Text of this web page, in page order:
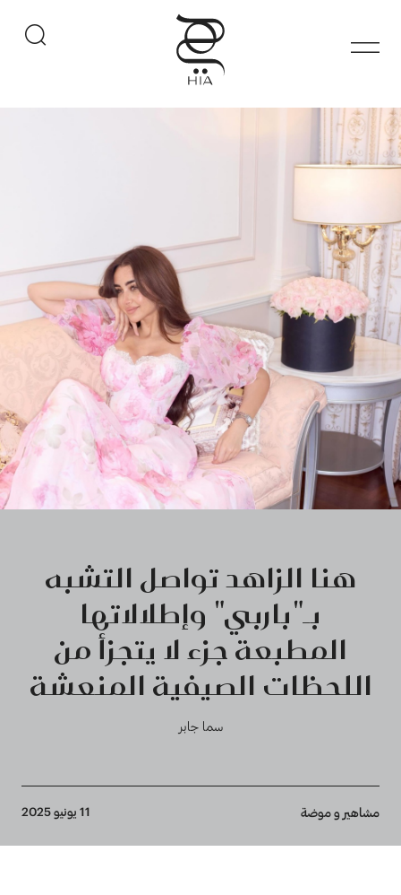
هنا الزاهد تواصل التشبه
بـ"باربي" وإطلالاتها
المطبعة جزء لا يتجزأ من
اللحظات الصيفية المنعشة
سما جابر
Breadcrumb
مشاهير و موضة 11 يونيو 2025